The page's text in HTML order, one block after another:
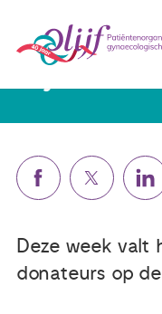
Lotgenoten
Steun ons
25 juni 2020
Deze week valt
donateurs op